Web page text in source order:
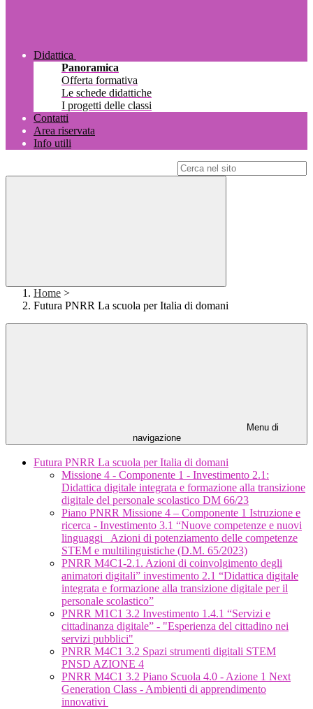
Didattica
Panoramica
Offerta formativa
Le schede didattiche
I progetti delle classi
Contatti
Area riservata
Info utili
Home >
Futura PNRR La scuola per Italia di domani
Menu di
navigazione
Futura PNRR La scuola per Italia di domani
Missione 4 - Componente 1 - Investimento 2.1:
Didattica digitale integrata e formazione alla transizione
digitale del personale scolastico DM 66/23
Piano PNRR Missione 4 – Componente 1 Istruzione e
ricerca - Investimento 3.1 “Nuove competenze e nuovi
linguaggi_ Azioni di potenziamento delle competenze
STEM e multilinguistiche (D.M. 65/2023)
PNRR M4C1-2.1. Azioni di coinvolgimento degli
animatori digitali” investimento 2.1 “Didattica digitale
integrata e formazione alla transizione digitale per il
personale scolastico”
PNRR M1C1 3.2 Investimento 1.4.1 “Servizi e
cittadinanza digitale” - "Esperienza del cittadino nei
servizi pubblici"
PNRR M4C1 3.2 Spazi strumenti digitali STEM
PNSD AZIONE 4
PNRR M4C1 3.2 Piano Scuola 4.0 - Azione 1 Next
Generation Class - Ambienti di apprendimento
innovativi